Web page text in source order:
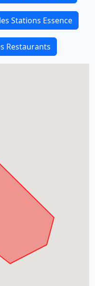
Stations Essence
Restaurants